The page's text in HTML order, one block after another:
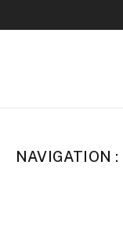
NAVIGATION :